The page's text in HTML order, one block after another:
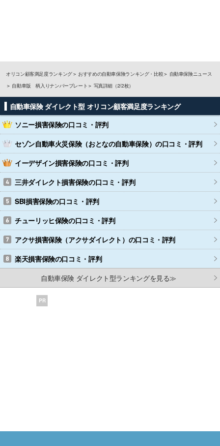
オリコン顧客満足度ランキング おすすめの自動車保険ランキング・比較
自動車保険ニュース
自動車版 柄入りナンバープレート
写真詳細（2/2枚）
自動車保険 ダイレクト型 オリコン顧客満足度ランキング
ソニー損害保険の口コミ・評判
セゾン自動車火災保険（おとなの自動車保険）の口コミ・評判
イーデザイン損害保険の口コミ・評判
三井ダイレクト損害保険の口コミ・評判
SBI損害保険の口コミ・評判
チューリッヒ保険の口コミ・評判
アクサ損害保険（アクサダイレクト） の口コミ・評判
楽天損害保険の口コミ・評判
自動車保険 ダイレクト型ランキングを見る≫
PR